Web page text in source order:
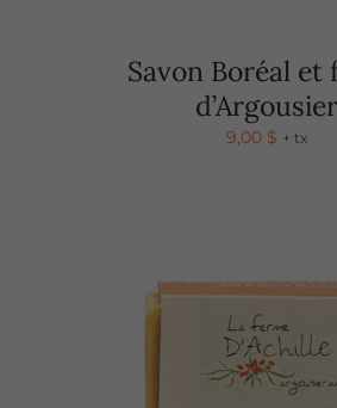
Savon Boréal et
d’Argousier
9,00 $ + tx